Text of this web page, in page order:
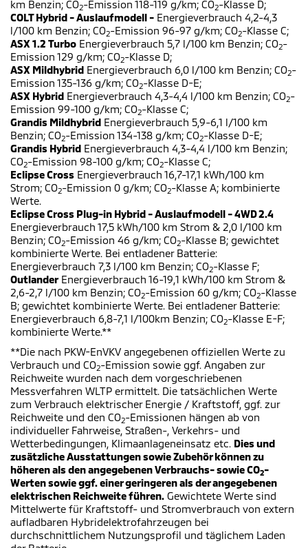
km Benzin; CO2-Emission 118-119 g/km; CO2-Klasse D;
COLT Hybrid - Auslaufmodell - Energieverbrauch 4,2-4,3
l/100 km Benzin; CO2-Emission 96-97 g/km; CO2-Klasse C;
ASX 1.2 Turbo Energieverbrauch 5,7 l/100 km Benzin; CO2-
Emission 129 g/km; CO2-Klasse D;
ASX Mildhybrid Energieverbrauch 6,0 l/100 km Benzin; CO2-
Emission 135-136 g/km; CO2-Klasse D-E;
ASX Hybrid Energieverbrauch 4,3-4,4 l/100 km Benzin; CO2-
Emission 99-100 g/km; CO2-Klasse C;
Grandis Mildhybrid Energieverbrauch 5,9-6,1 l/100 km
Benzin; CO2-Emission 134-138 g/km; CO2-Klasse D-E;
Grandis Hybrid Energieverbrauch 4,3-4,4 l/100 km Benzin;
CO2-Emission 98-100 g/km; CO2-Klasse C;
Eclipse Cross Energieverbrauch 16,7-17,1 kWh/100 km
Strom; CO2-Emission 0 g/km; CO2-Klasse A; kombinierte
Werte.
Eclipse Cross Plug-in Hybrid - Auslaufmodell - 4WD 2.4
Energieverbrauch 17,5 kWh/100 km Strom & 2,0 l/100 km
Benzin; CO2-Emission 46 g/km; CO2-Klasse B; gewichtet
kombinierte Werte. Bei entladener Batterie:
Energieverbrauch 7,3 l/100 km Benzin; CO2-Klasse F;
Outlander Energieverbrauch 16-19,1 kWh/100 km Strom &
2,6-2,7 l/100 km Benzin; CO2-Emission 60 g/km; CO2-Klasse
B; gewichtet kombinierte Werte. Bei entladener Batterie:
Energieverbrauch 6,8-7,1 l/100km Benzin; CO2-Klasse E-F;
kombinierte Werte.**
**Die nach PKW-EnVKV angegebenen offiziellen Werte zu
Verbrauch und CO2-Emission sowie ggf. Angaben zur
Reichweite wurden nach dem vorgeschriebenen
Messverfahren WLTP ermittelt. Die tatsächlichen Werte
zum Verbrauch elektrischer Energie / Kraftstoff, ggf. zur
Reichweite und den CO2-Emissionen hängen ab von
individueller Fahrweise, Straßen-, Verkehrs- und
Wetterbedingungen, Klimaanlageneinsatz etc. Dies und
zusätzliche Ausstattungen sowie Zubehör können zu
höheren als den angegebenen Verbrauchs- sowie CO2-
Werten sowie ggf. einer geringeren als der angegebenen
elektrischen Reichweite führen. Gewichtete Werte sind
Mittelwerte für Kraftstoff- und Stromverbrauch von extern
aufladbaren Hybridelektrofahrzeugen bei
durchschnittlichem Nutzungsprofil und täglichem Laden